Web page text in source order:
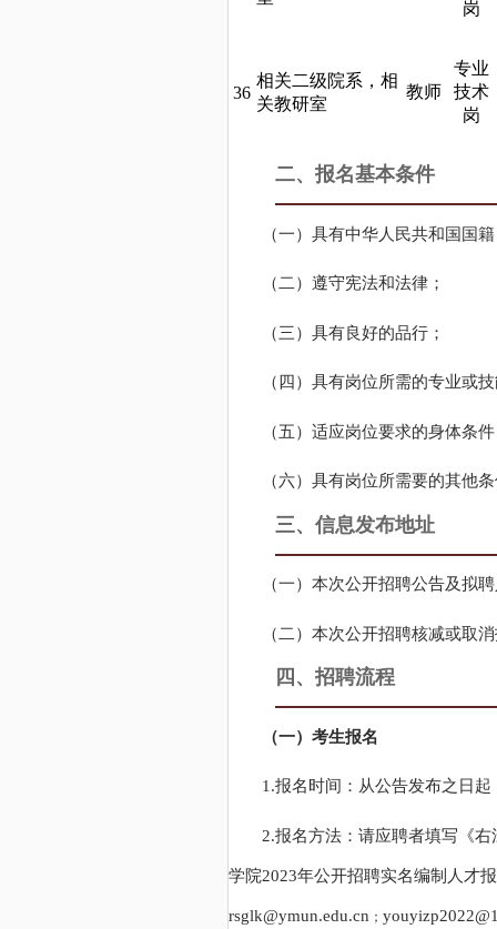
岗
36
相关二级院系，相
关教研室
教师
专业
技术
岗
二、报名基本条件
（一）具有中华人民共和国国
（二）遵守宪法和法律；
（三）具有良好的品行；
（四）具有岗位所需的专业或
（五）适应岗位要求的身体条
（六）具有岗位所需要的其他
三、信息发布地址
（一）本次公开招聘公告及拟
（二）本次公开招聘核减或取
四、招聘流程
（一）考生报名
1.报名时间：从公告发布之日
2.报名方法：请应聘者填写《
学院2023年公开招聘实名编制人才
rsglk@ymun.edu.cn ；